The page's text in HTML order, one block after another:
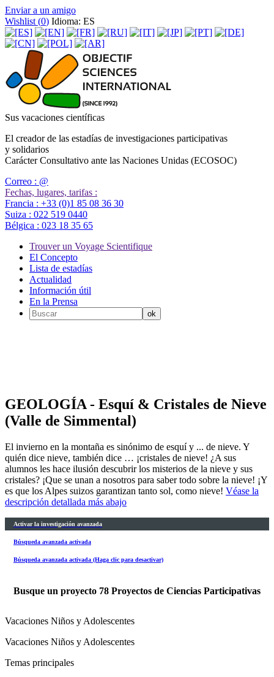
Enviar a un amigo
Wishlist (0) Idioma: ES
Sus vacaciones científicas
El creador de las estadías de investigaciones participativas
y solidarios
Carácter Consultativo ante las Naciones Unidas (ECOSOC)
Correo : @
Fechas, lugares, tarifas :
Francia : +33 (0)1 85 08 36 30
Suiza : 022 519 0440
Bélgica : 023 18 35 65
Trouver un Voyage Scientifique
El Concepto
Lista de estadías
Actualidad
Información útil
En la Prensa
GEOLOGÍA - Esquí & Cristales de Nieve
(Valle de Simmental)
El invierno en la montaña es sinónimo de esquí y ... de nieve. Y
quién dice nieve, también dice … ¡cristales de nieve! ¿A sus
alumnos les hace ilusión descubrir los misterios de la nieve y sus
cristales? ¡Que se unan a nosotros para saber todo sobre la nieve! ¡Y
es que los Alpes suizos garantizan tanto sol, como nieve! Véase la
descripción detallada más abajo
Activar la investigación avanzada
Búsqueda avanzada activada
Búsqueda avanzada activada (Haga clic para desactivar)
Busque un proyecto 78 Proyectos de Ciencias Participativas
Vacaciones Niños y Adolescentes
Vacaciones Niños y Adolescentes
Temas principales